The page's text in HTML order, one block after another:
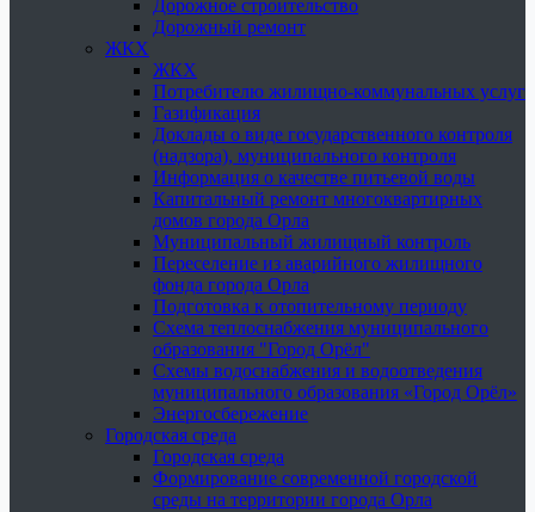
Дорожное строительство
Дорожный ремонт
ЖКХ
ЖКХ
Потребителю жилищно-коммунальных услуг
Газификация
Доклады о виде государственного контроля
(надзора), муниципального контроля
Информация о качестве питьевой воды
Капитальный ремонт многоквартирных
домов города Орла
Муниципальный жилищный контроль
Переселение из аварийного жилищного
фонда города Орла
Подготовка к отопительному периоду
Схема теплоснабжения муниципального
образования "Город Орёл"
Схемы водоснабжения и водоотведения
муниципального образования «Город Орёл»
Энергосбережение
Городская среда
Городская среда
Формирование современной городской
среды на территории города Орла